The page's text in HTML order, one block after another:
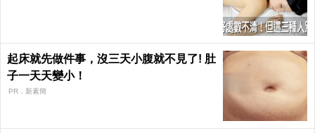
起床就先做件事，沒三天小腹就不見了! 肚
子一天天變小！
PR．新素簡